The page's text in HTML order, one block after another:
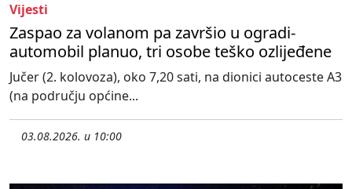
Vijesti
Zaspao za volanom pa završio u ogradi-
automobil planuo, tri osobe teško ozlijeđene
Jučer (2. kolovoza), oko 7,20 sati, na dionici autoceste A3
(na području općine...
03.08.2026. u 10:00